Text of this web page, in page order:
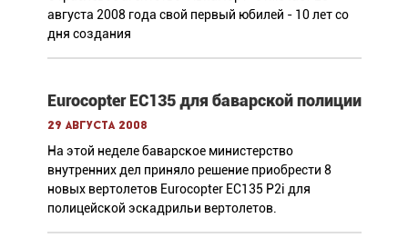
августа 2008 года свой первый юбилей - 10 лет со
дня создания
Eurocopter ЕС135 для баварской полиции
29 августа 2008
На этой неделе баварское министерство
внутренних дел приняло решение приобрести 8
новых вертолетов Eurocopter EC135 P2i для
полицейской эскадрильи вертолетов.